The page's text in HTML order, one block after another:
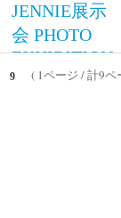
JENNIE展示
会 PHOTO
EXHIBITION
‘J2NNI5’
9 ( 1ページ / 計9ペ